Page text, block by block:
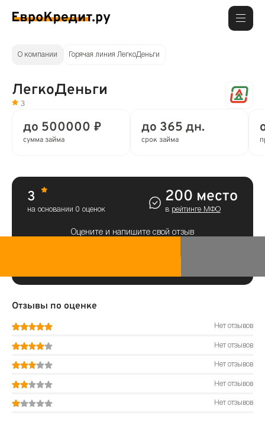
О компании Горячая линия ЛегкоДеньги
ЛегкоДеньги
3
до 500000 ₽
сумма займа
до 365 дн.
срок займа
3
на основании 0 оценок
200 место
в рейтинге МФО
Оцените и напишите свой отзыв
Отзывы по оценке
Нет отзывов
Нет отзывов
Нет отзывов
Нет отзывов
Нет отзывов